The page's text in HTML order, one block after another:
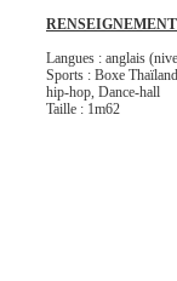
Langues : anglais
Sports : Boxe
hip-hop, Dance-hall
Taille : 1m62